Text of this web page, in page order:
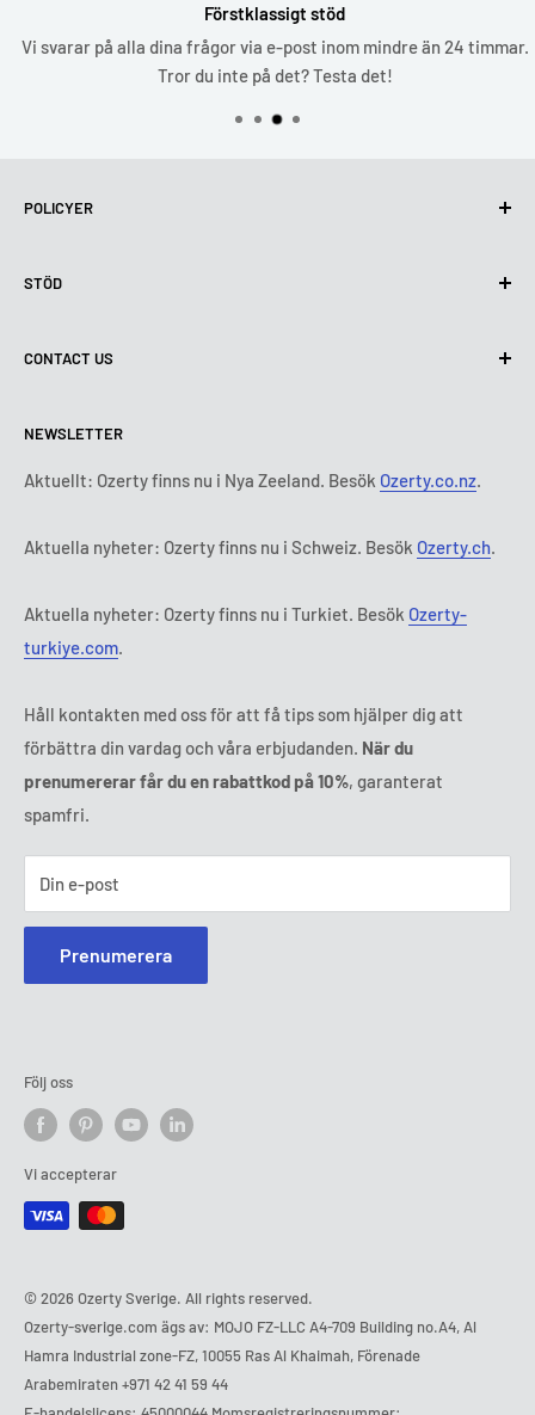
Förstklassigt stöd
Vi svarar på alla dina frågor via e-post inom mindre än 24 timmar.
Tror du inte på det? Testa det!
POLICYER
Användning av cookies (GDPR)
Leveransvillkor
Betalningsvillkor
Abonnemangets villkor och bestämmelser
STÖD
Kontakta oss
Rättsligt meddelande
FAQ
Ozerty håller dig säker
CONTACT US
Tisdag:9:00 - 18:00
Onsdag:
9:00 - 18:00
Fredag:
9:00 - 18:00
Tl: 010 884 87 30
E-post:
NEWSLETTER
Aktuellt: Ozerty finns nu i Nya Zeeland. Besök Ozerty.co.nz.
Aktuella nyheter: Ozerty finns nu i Schweiz. Besök Ozerty.ch.
Aktuella nyheter: Ozerty finns nu i Turkiet. Besök Ozerty-
turkiye.com.
Håll kontakten med oss för att få tips som hjälper dig att
förbättra din vardag och våra erbjudanden. När du
prenumererar får du en rabattkod på 10%, garanterat
spamfri.
Din e-post
Prenumerera
Följ oss
Vi accepterar
© 2026 Ozerty Sverige. All rights reserved.
Ozerty-sverige.com ägs av: MOJO FZ-LLC A4-709 Building no.A4, Al
Hamra Industrial zone-FZ, 10055 Ras Al Khaimah, Förenade
Arabemiraten+971 42 41 59 44